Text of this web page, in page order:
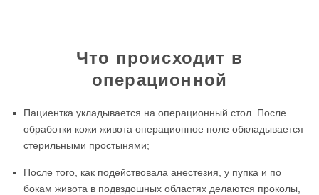
Что происходит в
операционной
Пациентка укладывается на операционный стол. После
обработки кожи живота операционное поле обкладывается
стерильными простынями;
После того, как подействовала анестезия, у пупка и по
бокам живота в подвздошных областях делаются проколы,